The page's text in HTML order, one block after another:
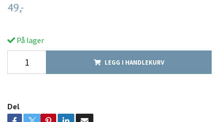
49,-
På lager
LEGG I HANDLEKURV
Del